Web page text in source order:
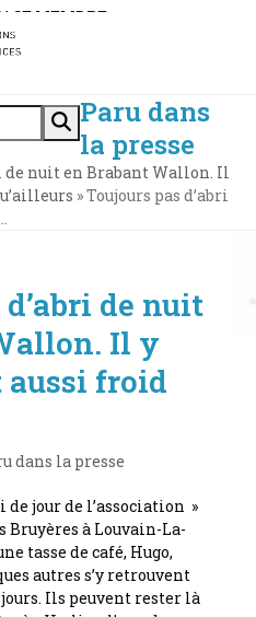
MEMBRE
Paru dans
la presse
de nuit en Brabant Wallon. Il
»Toujours pas d’abri
de nuit
Il y
froid
dans la presse
de jour de l’association »
Bruyères à Louvain-La-
tasse de café, Hugo,
autres s’y retrouvent
Ils peuvent rester là